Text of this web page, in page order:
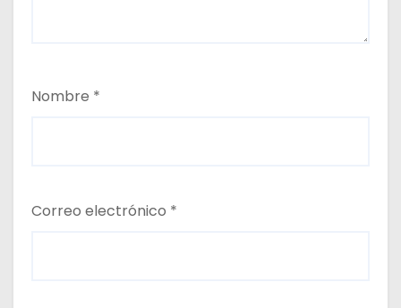
Nombre *
Correo electrónico *